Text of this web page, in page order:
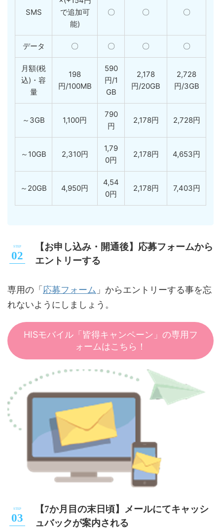
SMS
で追加可
能)
〇 〇 〇
データ 〇 〇 〇 〇
月額(税
込)・容
量
198
円/100MB
590
円/1
GB
2,178
円/20GB
2,728
円/3GB
～3GB 1,100円
790
円
2,178円 2,728円
～10GB 2,310円
1,79
0円
2,178円 4,653円
～20GB 4,950円
4,54
0円
2,178円 7,403円
【お申し込み・開通後】応募フォームから
エントリーする
専用の「 応募フォーム 」からエントリーする事を忘
れないようにしましょう。
HISモバイル「皆得キャンペーン」の専用フ
ォームはこちら！
【7か月目の末日頃】メールにてキャッシ
ュバックが案内される